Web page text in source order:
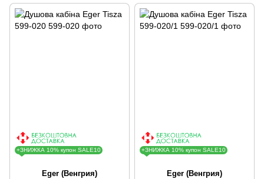
+ЗНИЖКА 10% купон SALE10
Eger (Венгрия)
+ЗНИЖКА 10% купон SALE10
Eger (Венгрия)